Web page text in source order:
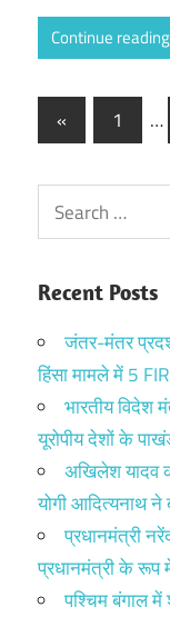
Continue reading
Posts
« Previous
Posts
1 …
Search
for:
Recent Posts
जंतर-मंतर
हिंसा मामले में 5
भारतीय
यूरोपीय देशों के
अखिलेश यादव
योगी आदित्यनाथ ने
प्रधानमंत्री
प्रधानमंत्री के रूप
पश्चिम बंगाल